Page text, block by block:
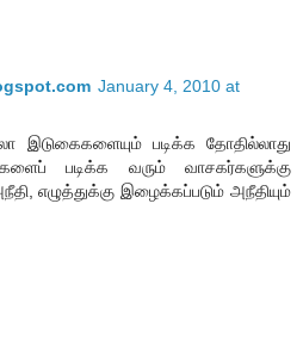
January 4, 2010 at
இடுகைகளையும் படிக்க தோதில்லாது
படிக்க வரும் வாசகர்களுக்கு
எழுத்துக்கு இழைக்கப்படும் அநீதியும்